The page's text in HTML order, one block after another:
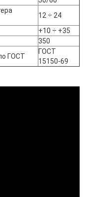
12 ÷ 24
+10 ÷ +35
350
ГОСТ
ГОСТ
15150-69